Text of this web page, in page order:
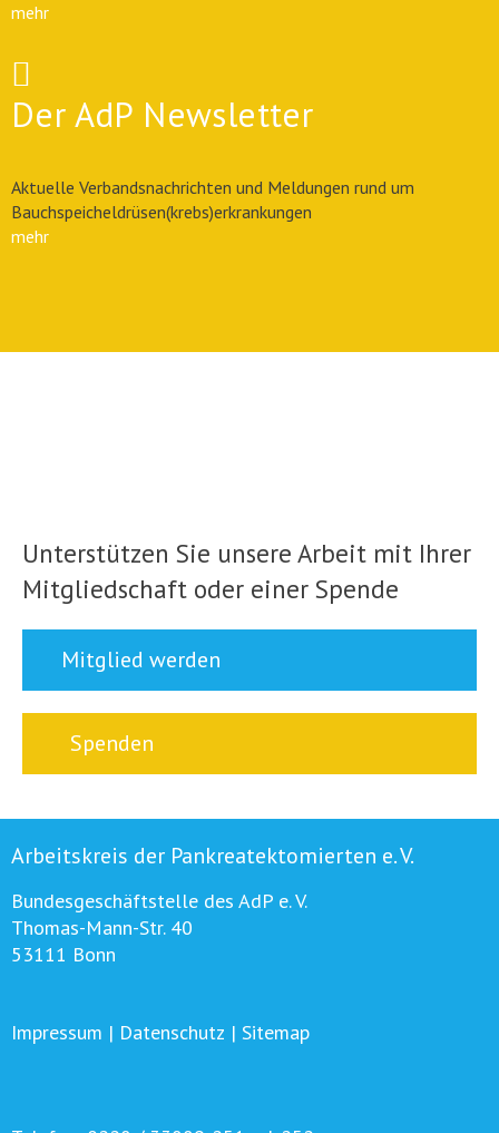
mehr
Der AdP Newsletter
Aktuelle Verbandsnachrichten und Meldungen rund um
Bauchspeicheldrüsen(krebs)erkrankungen
mehr
Unterstützen Sie unsere Arbeit mit Ihrer
Mitgliedschaft oder einer Spende
Mitglied werden
Spenden
Arbeitskreis der Pankreatektomierten e. V.
Bundesgeschäftstelle des AdP e. V.
Thomas-Mann-Str. 40
53111 Bonn
Impressum | Datenschutz | Sitemap